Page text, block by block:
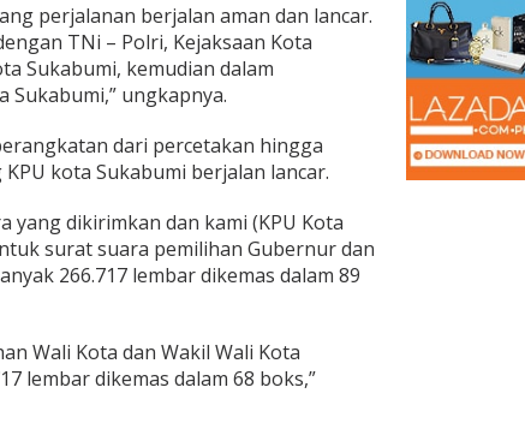
perjalanan berjalan aman dan lancar.
TNi – Polri, Kejaksaan Kota
Sukabumi, kemudian dalam
Sukabumi,” ungkapnya.
dari percetakan hingga
kota Sukabumi berjalan lancar.
yang dikirimkan dan kami (KPU Kota
surat suara pemilihan Gubernur dan
266.717 lembar dikemas dalam 89
Wali Kota dan Wakil Wali Kota
lembar dikemas dalam 68 boks,”